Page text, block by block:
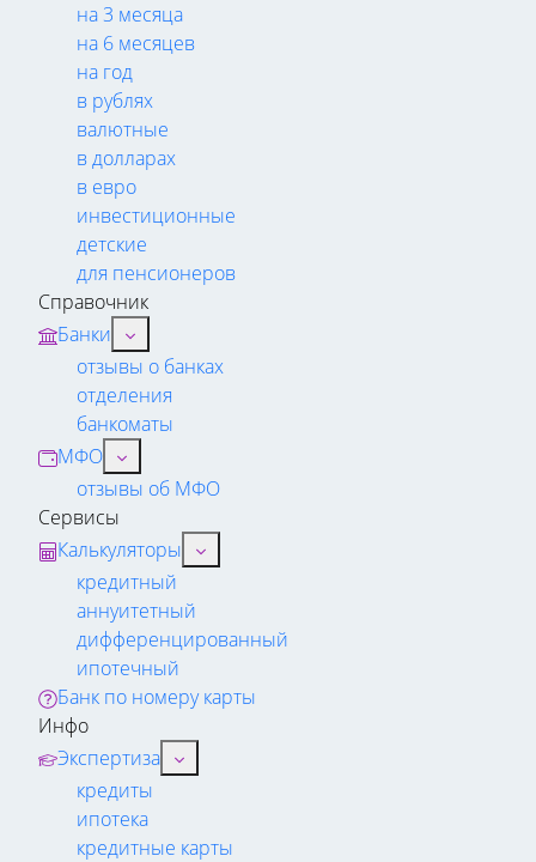
на 3 месяца
на 6 месяцев
на год
в рублях
валютные
в долларах
в евро
инвестиционные
детские
для пенсионеров
Справочник
Банки
отзывы о банках
отделения
банкоматы
МФО
отзывы об МФО
Сервисы
Калькуляторы
кредитный
аннуитетный
дифференцированный
ипотечный
Банк по номеру карты
Инфо
Экспертиза
кредиты
ипотека
кредитные карты